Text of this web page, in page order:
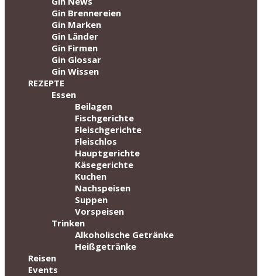
Gin Brennereien
Gin Marken
Gin Länder
Gin Firmen
Gin Glossar
Gin Wissen
REZEPTE
Essen
Beilagen
Fischgerichte
Fleischgerichte
Fleischlos
Hauptgerichte
Käsegerichte
Kuchen
Nachspeisen
Suppen
Vorspeisen
Trinken
Alkoholische Getränke
Heißgetränke
Reisen
Events